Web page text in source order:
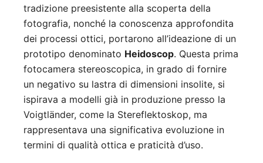
tradizione preesistente alla scoperta della
fotografia, nonché la conoscenza approfondita
dei processi ottici, portarono all’ideazione di un
prototipo denominato Heidoscop. Questa prima
fotocamera stereoscopica, in grado di fornire
un negativo su lastra di dimensioni insolite, si
ispirava a modelli già in produzione presso la
Voigtländer, come la Stereflektoskop, ma
rappresentava una significativa evoluzione in
termini di qualità ottica e praticità d’uso.